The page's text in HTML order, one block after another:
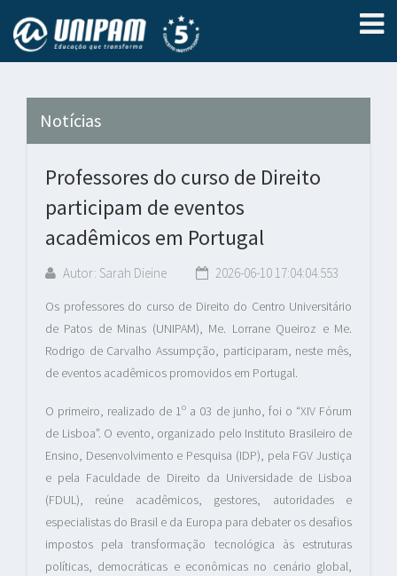
Notícias
Professores do curso de Direito
participam de eventos
acadêmicos em Portugal
Autor: Sarah Dieine 2026-06-10 17:04:04.553
Os professores do curso de Direito do Centro Universitário
de Patos de Minas (UNIPAM), Me. Lorrane Queiroz e Me.
Rodrigo de Carvalho Assumpção, participaram, neste mês,
de eventos acadêmicos promovidos em Portugal.
O primeiro, realizado de 1º a 03 de junho, foi o “XIV Fórum
de Lisboa”. O evento, organizado pelo Instituto Brasileiro de
Ensino, Desenvolvimento e Pesquisa (IDP), pela FGV Justiça
e pela Faculdade de Direito da Universidade de Lisboa
(FDUL), reúne acadêmicos, gestores, autoridades e
especialistas do Brasil e da Europa para debater os desafios
impostos pela transformação tecnológica às estruturas
políticas, democráticas e econômicas no cenário global,